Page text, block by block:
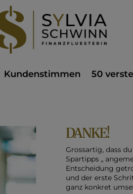
Kundenstimmen 50
DANKE!
Grossartig, dass
Spartipps „
Entscheidung
und der erste
ganz konkret